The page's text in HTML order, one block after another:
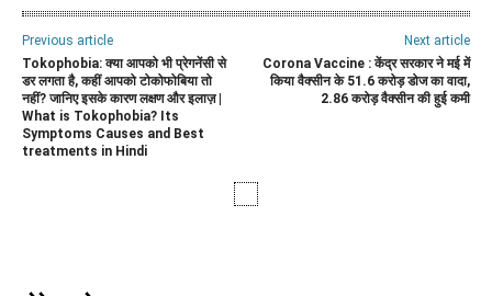
Previous article
Tokophobia: क्या आपको भी प्रेगनेंसी से
डर लगता है, कहीं आपको टोकोफोबिया तो
नहीं? जानिए इसके कारण लक्षण और इलाज़ |
What is Tokophobia? Its
Symptoms Causes and Best
treatments in Hindi
Next article
Corona Vaccine : केंद्र सरकार ने मई में
किया वैक्सीन के 51.6 करोड़ डोज का वादा,
2.86 करोड़ वैक्सीन की हुई कमी